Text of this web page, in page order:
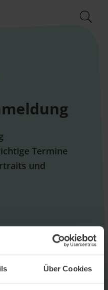
Über Cookies
Termine
und
den kostenlosen Newsletter
Magazin Pforzheim GmbH
besser auf meine
stimme ich außerdem zu,